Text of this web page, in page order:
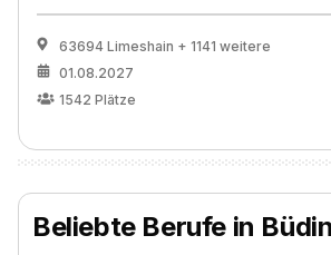
63694 Limeshain + 1141 weitere
01.08.2027
1542 Plätze
Beliebte Berufe in